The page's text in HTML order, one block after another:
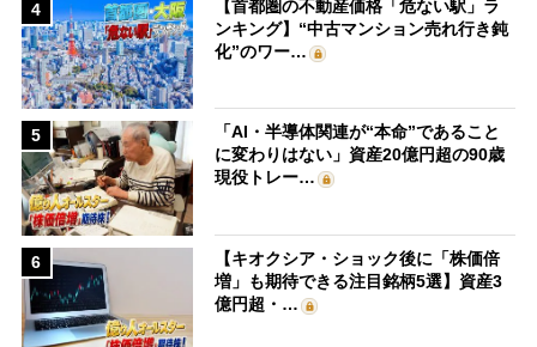
4
【首都圏の不動産価格「危ない駅」ラ
ンキング】“中古マンション売れ行き鈍
化”のワー…
5
「AI・半導体関連が“本命”であること
に変わりはない」資産20億円超の90歳
現役トレー…
6
【キオクシア・ショック後に「株価倍
増」も期待できる注目銘柄5選】資産3
億円超・…